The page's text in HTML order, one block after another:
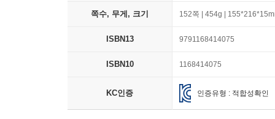
쪽수, 무게, 크기 152쪽 | 454g |
ISBN13 9791168414075
ISBN10 1168414075
KC인증 인증유형 : 적합성확인